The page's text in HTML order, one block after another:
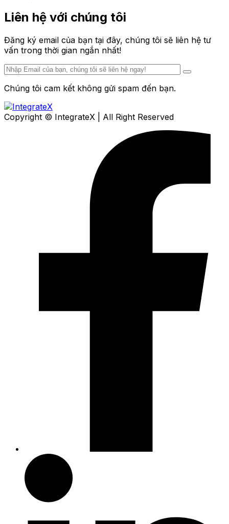
Liên hệ với chúng tôi
Đăng ký email của bạn tại đây, chúng tôi sẽ liên hệ tư
vấn trong thời gian ngắn nhất!
Chúng tôi cam kết không gửi spam đến bạn.
Copyright © IntegrateX | All Right Reserved